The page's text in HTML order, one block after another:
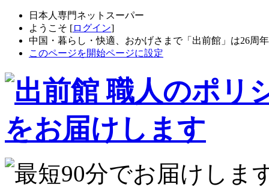
日本人専門ネットスーパー
ようこそ [ログイン]
中国・暮らし・快適、おかげさまで「出前館」は26周
このページを開始ページに設定